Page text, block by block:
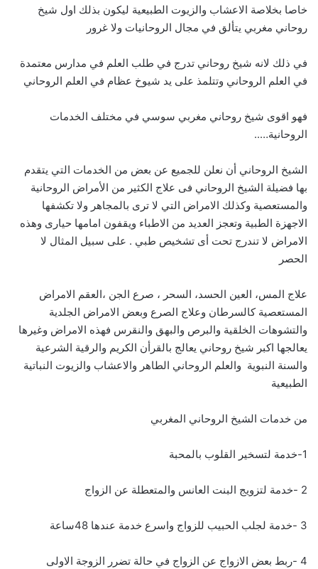
خاصا بخلاصة الاعشاب والزيوت الطبيعية ليكون بذلك اول شيخ
روحاني مغربي يتألق في مجال الروحانيات ولا غرور
في ذلك لانه شيخ روحاني تدرج في طلب العلم في مدارس معتمدة
في العلم الروحاني وتتلمذ على يد شيوخ عظام في العلم الروحاني
فهو اقوى شيخ روحاني مغربي سوسي في مختلف الخدمات
الروحانية…..
الشيخ الروحاني أن نعلن للجميع عن بعض من الخدمات التي يتقدم
بها فضيلة الشيخ الروحاني فى علاج الكثير من الأمراض الروحانية
والمستعصية وكذلك الامراض التي لا ترى بالمجاهر ولا تكشفها
الاجهزة الطبية وتعجز العديد من الاطباء ويقفون امامها حيارى وهذه
الامراض لا تندرج تحت أى تشخيص طبي . على سبيل المثال لا
الحصر
علاج المس، العين الحسد، السحر ، صرع الجن ،العقم الامراض
المستعصية كالسرطان وعلاج الصرع وبعض الامراض الجلدية
والتشوهات الخلقية والبرص والبهق والنقرس فهذه الامراض وغيرها
يعالجها اكبر شيخ روحاني يعالج بالقرأن الكريم والرقية الشرعية
والسنة النبوية والعلم الروحاني الطاهر والاعشاب والزيوت النباتية
الطبيعية
من خدمات الشيخ الروحاني المغربي
1-خدمة لتسخير القلوب بالمحبة
2 -خدمة لتزويج البنت العانس والمتعطلة عن الزواج
3 -خدمة لجلب الحبيب للزواج واسرع خدمة عندها 48ساعة
4 -ربط بعض الازواج عن الزواج في حالة تضرر الزوجة الاولى